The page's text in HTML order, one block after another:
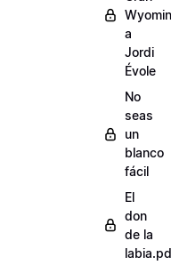
a
Jordi
Évole
No
seas
un
blanco
fácil
El
don
de la